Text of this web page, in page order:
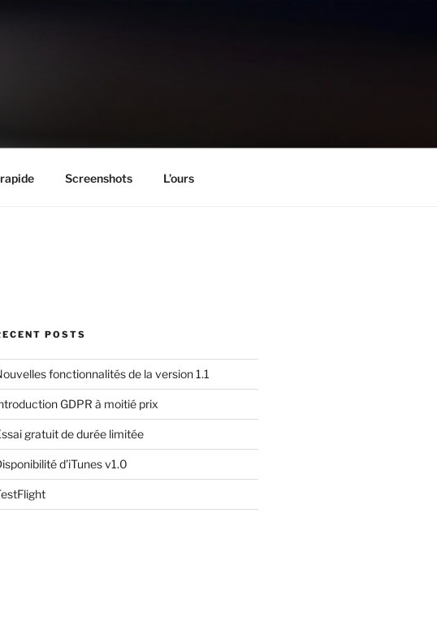
Screenshots L’ours
POSTS
fonctionnalités de la version 1.1
GDPR à moitié prix
gratuit de durée limitée
d’iTunes v1.0